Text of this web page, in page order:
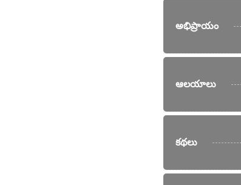
అభిప్రాయం
ఆలయాలు
కథలు